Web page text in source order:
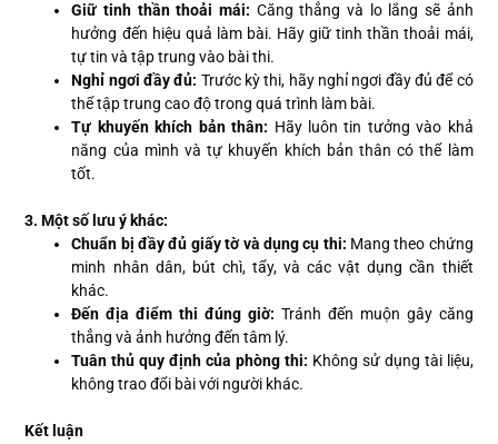
Giữ tinh thần thoải mái: Căng thẳng và lo lắng sẽ ảnh
hưởng đến hiệu quả làm bài. Hãy giữ tinh thần thoải mái,
tự tin và tập trung vào bài thi.
Nghỉ ngơi đầy đủ: Trước kỳ thi, hãy nghỉ ngơi đầy đủ để có
thể tập trung cao độ trong quá trình làm bài.
Tự khuyến khích bản thân: Hãy luôn tin tưởng vào khả
năng của mình và tự khuyến khích bản thân có thể làm
tốt.
3. Một số lưu ý khác:
Chuẩn bị đầy đủ giấy tờ và dụng cụ thi: Mang theo chứng
minh nhân dân, bút chì, tẩy, và các vật dụng cần thiết
khác.
Đến địa điểm thi đúng giờ: Tránh đến muộn gây căng
thẳng và ảnh hưởng đến tâm lý.
Tuân thủ quy định của phòng thi: Không sử dụng tài liệu,
không trao đổi bài với người khác.
Kết luận